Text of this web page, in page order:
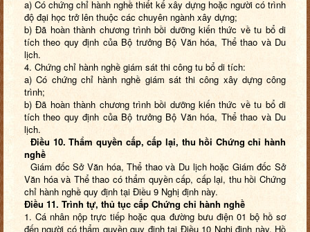
a) Có chứng chỉ hành nghề thiết kế xây dựng hoặc người có trình
độ đại học trở lên thuộc các chuyên ngành xây dựng;
b) Đã hoàn thành chương trình bồi dưỡng kiến thức về tu bổ di
tích theo quy định của Bộ trưởng Bộ Văn hóa, Thể thao và Du
lịch.
4. Chứng chỉ hành nghề giám sát thi công tu bổ di tích:
a) Có chứng chỉ hành nghề giám sát thi công xây dựng công
trình;
b) Đã hoàn thành chương trình bồi dưỡng kiến thức về tu bổ di
tích theo quy định của Bộ trưởng Bộ Văn hóa, Thể thao và Du
lịch.
Điều 10. Thẩm quyền cấp, cấp lại, thu hồi Chứng chỉ hành
nghề
Giám đốc Sở Văn hóa, Thể thao và Du lịch hoặc Giám đốc Sở
Văn hóa và Thể thao có thẩm quyền cấp, cấp lại, thu hồi Chứng
chỉ hành nghề quy định tại Điều 9 Nghị định này.
Điều 11. Trình tự, thủ tục cấp Chứng chỉ hành nghề
1. Cá nhân nộp trực tiếp hoặc qua đường bưu điện 01 bộ hồ sơ
đến người có thẩm quyền quy định tại Điều 10 Nghị định này. Hồ